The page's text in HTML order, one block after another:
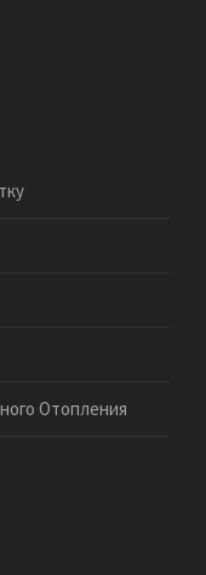
Отопления